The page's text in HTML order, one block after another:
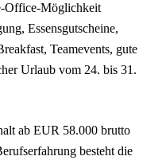
Office-Möglichkeit
Essensgutscheine,
Teamevents, gute
Urlaub vom 24. bis 31.
ab EUR 58.000 brutto
besteht die